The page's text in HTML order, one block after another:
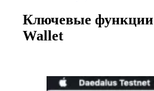
Ключевые функции
Wallet